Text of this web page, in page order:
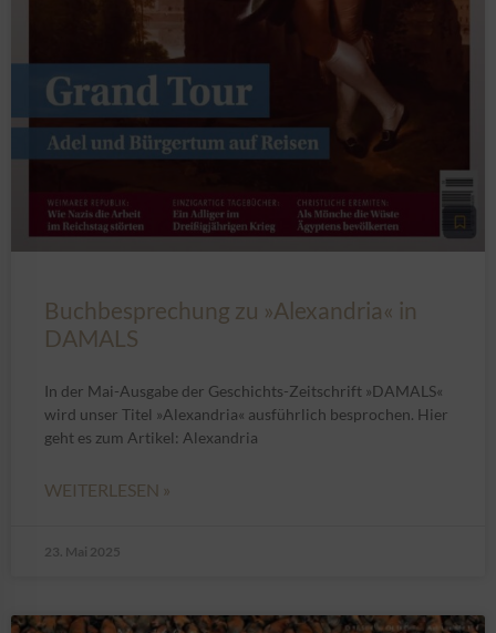
Buchbesprechung zu »Alexandria« in
DAMALS
In der Mai-Ausgabe der Geschichts-Zeitschrift »DAMALS«
wird unser Titel »Alexandria« ausführlich besprochen. Hier
geht es zum Artikel: Alexandria
WEITERLESEN »
23. Mai 2025